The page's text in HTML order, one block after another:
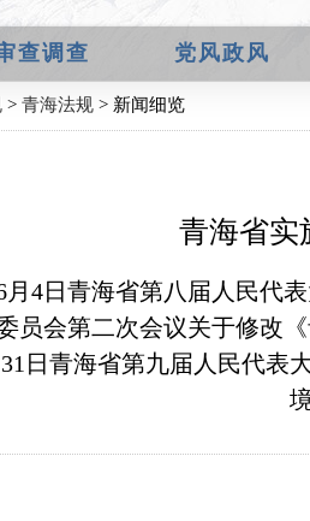
查调查 党风政风
> 青海法规 > 新闻细览
青海省实
6月4日青海省第八届人民代
员会第二次会议关于修改
日青海省第九届人民代表